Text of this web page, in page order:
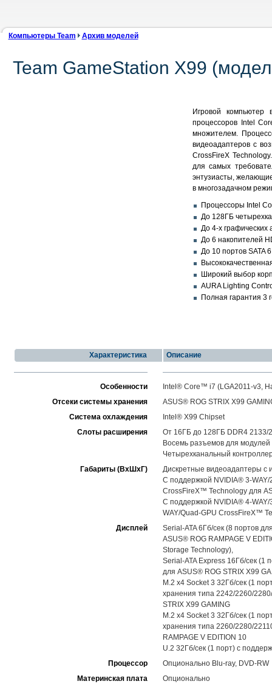
Компьютеры Team Архив моделей
Team GameStation X99
Игровой компьютер
процессоров Intel
множителем.
видеоадаптеров с
CrossFireX
для самых
энтузиасты,
в многозадачном
Процессоры Intel
До 128ГБ
До 4-х
До 6 накопителей
До 10 портов SATA
Широкий выбор
AURA Lighting
Полная гарантия 3
Характеристика Описание
Особенности
Intel® Core™ i7 (LGA2011-v3,
Отсеки системы хранения
ASUS® ROG STRIX X99
Система охлаждения
Intel® X99 Chipset
Слоты расширения
От 16ГБ до 128ГБ DDR4
Восемь разъемов для
Четырехканальный
Габариты (ВхШхГ)
Дискретные видеоадаптеры с
С поддержкой NVIDIA® 3-
CrossFireX™ Technology для
С поддержкой NVIDIA® 4-
WAY/Quad-GPU CrossFireX™
Дисплей
Serial-ATA 6Гб/сек (8 портов
ASUS® ROG RAMPAGE V
Storage Technology),
Serial-ATA Express 16Гб/сек (1
для ASUS® ROG STRIX X99
M.2 x4 Socket 3 32Гб/сек (1
хранения типа 2242/2260/
STRIX X99 GAMING
M.2 x4 Socket 3 32Гб/сек (1
хранения типа 2260/2280/
RAMPAGE V EDITION 10
U.2 32Гб/сек (1 порт) с
Процессор
Опционально Blu-ray, DVD-RW
Материнская плата
Опционально